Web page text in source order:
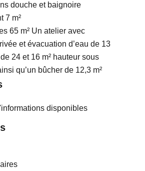
douche et baignoire
7 m²
65 m² Un atelier avec
et évacuation d’eau de 13
24 et 16 m² hauteur sous
qu’un bûcher de 12,3 m²
disponibles